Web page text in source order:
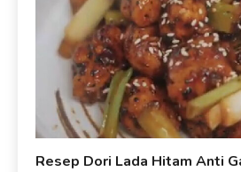
Resep Dori Lada Hitam Anti